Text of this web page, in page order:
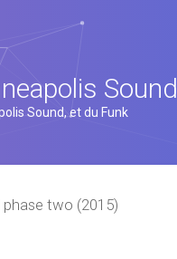
Sound
Sound, et du Funk
phase two (2015)